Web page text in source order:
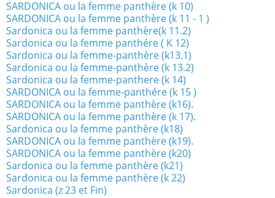
SARDONICA ou la femme panthère (k 10)
SARDONICA ou la femme panthère (k 11 - 1 )
Sardonica ou la femme panthère(k 11.2)
Sardonica ou la femme panthére ( K 12)
Sardonica ou la femme-panthère (k13.1)
Sardonica ou la femme-panthère (k 13.2)
Sardonica ou la femme-panthere (k 14)
SARDONICA ou la femme-panthére (k 15 )
SARDONICA ou la femme panthère (k16).
SARDONICA ou la femme panthère (k 17).
Sardonica ou la femme panthère (k18)
SARDONICA ou la femme panthère (k19).
SARDONICA ou la femme panthère (k20)
Sardonica ou la femme panthère (k21)
Sardonica ou la femme panthère (k 22)
Sardonica (z 23 et Fin)